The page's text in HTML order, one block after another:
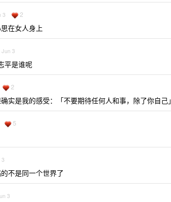
3 2
在女人身上
Jun 3
平是谁呢
2
实是我的感受：「不要期待任何人和事，除了你自己」
5
3
不是同一个世界了
3